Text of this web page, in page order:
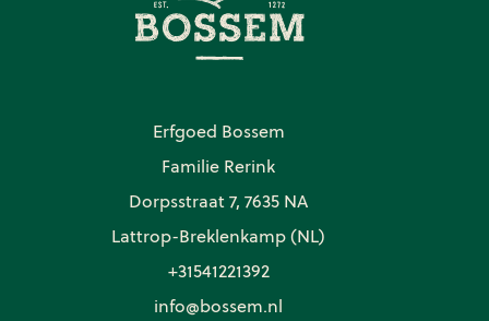
Erfgoed Bossem
Familie Rerink
Dorpsstraat 7, 7635 NA
Lattrop-Breklenkamp (NL)
+31541221392
info@bossem.nl